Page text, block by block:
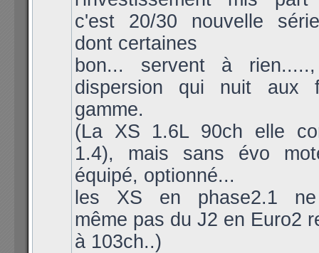
c'est 20/30 nouvelle
dont certaines
bon... servent à
dispersion qui nuit aux
gamme.
(La XS 1.6L 90ch elle
1.4), mais sans évo
équipé, optionné...
les XS en phase2.1 ne
même pas du J2 en Euro2
à 103ch..)